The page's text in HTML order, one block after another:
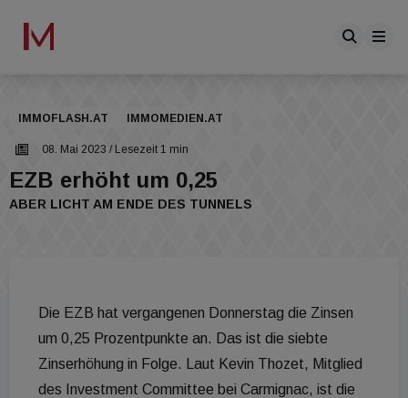
IMMOFLASH.AT IMMOMEDIEN.AT
08. Mai 2023 / Lesezeit 1 min
EZB erhöht um 0,25
ABER LICHT AM ENDE DES TUNNELS
Die EZB hat vergangenen Donnerstag die Zinsen
um 0,25 Prozentpunkte an. Das ist die siebte
Zinserhöhung in Folge. Laut Kevin Thozet, Mitglied
des Investment Committee bei Carmignac, ist die